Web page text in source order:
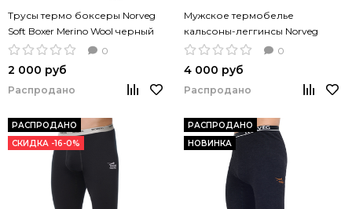
Трусы термо боксеры Norveg
Soft Boxer Merino Wool черный
цвет
0
2 000 руб
Распродано
Мужское термобелье
кальсоны-леггинсы Norveg
Climate Control Soft 3/4
0
4 000 руб
Распродано
РАСПРОДАНО
СКИДКА -16-0%
РАСПРОДАНО
НОВИНКА